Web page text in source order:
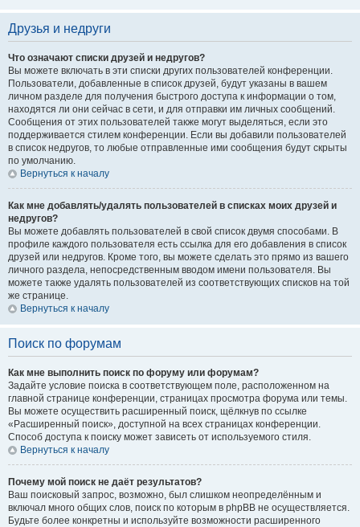
Друзья и недруги
Что означают списки друзей и недругов?
Вы можете включать в эти списки других пользователей конференции.
Пользователи, добавленные в список друзей, будут указаны в вашем
личном разделе для получения быстрого доступа к информации о том,
находятся ли они сейчас в сети, и для отправки им личных сообщений.
Сообщения от этих пользователей также могут выделяться, если это
поддерживается стилем конференции. Если вы добавили пользователей
в список недругов, то любые отправленные ими сообщения будут скрыты
по умолчанию.
Вернуться к началу
Как мне добавлять/удалять пользователей в списках моих друзей и
недругов?
Вы можете добавлять пользователей в свой список двумя способами. В
профиле каждого пользователя есть ссылка для его добавления в список
друзей или недругов. Кроме того, вы можете сделать это прямо из вашего
личного раздела, непосредственным вводом имени пользователя. Вы
можете также удалять пользователей из соответствующих списков на той
же странице.
Вернуться к началу
Поиск по форумам
Как мне выполнить поиск по форуму или форумам?
Задайте условие поиска в соответствующем поле, расположенном на
главной странице конференции, страницах просмотра форума или темы.
Вы можете осуществить расширенный поиск, щёлкнув по ссылке
«Расширенный поиск», доступной на всех страницах конференции.
Способ доступа к поиску может зависеть от используемого стиля.
Вернуться к началу
Почему мой поиск не даёт результатов?
Ваш поисковый запрос, возможно, был слишком неопределённым и
включал много общих слов, поиск по которым в phpBB не осуществляется.
Будьте более конкретны и используйте возможности расширенного